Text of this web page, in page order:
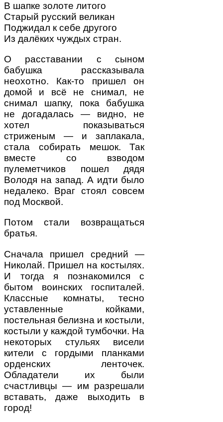
В шапке золоте литого
Старый русский великан
Поджидал к себе другого
Из далёких чуждых стран.
О расставании с сыном
бабушка рассказывала
неохотно. Как-то пришел он
домой и всё не снимал, не
снимал шапку, пока бабушка
не догадалась — видно, не
хотел показываться
стриженым — и заплакала,
стала собирать мешок. Так
вместе со взводом
пулеметчиков пошел дядя
Володя на запад. А идти было
недалеко. Враг стоял совсем
под Москвой.
Потом стали возвращаться
братья.
Сначала пришел средний —
Николай. Пришел на костылях.
И тогда я познакомился с
бытом воинских госпиталей.
Классные комнаты, тесно
уставленные койками,
постельная белизна и костыли,
костыли у каждой тумбочки. На
некоторых стульях висели
кители с гордыми планками
орденских ленточек.
Обладатели их были
счастливцы — им разрешали
вставать, даже выходить в
город!